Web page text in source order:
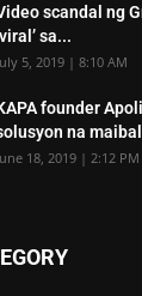
scandal ng
sa...
5, 2019 | 8:10 AM
founder
na
18, 2019 | 2:12 PM